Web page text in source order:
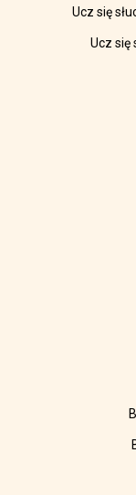
Ucz się
Ucz się